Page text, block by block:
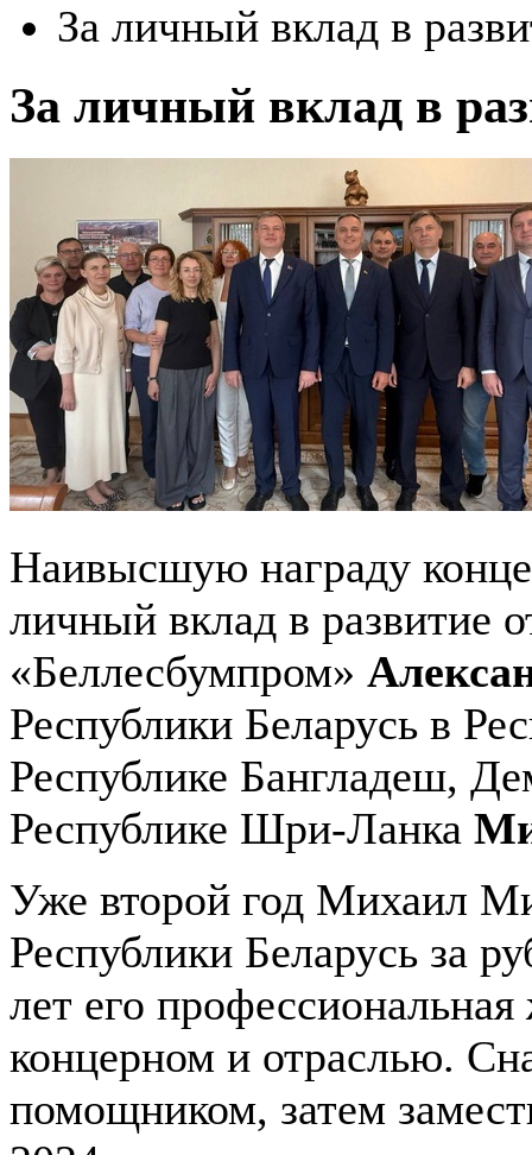
За личный вклад в
За личный вклад в
Наивысшую награду
личный вклад в развитие
«Беллесбумпром»
Республики Беларусь в
Республике Бангладеш,
Республике Шри-Ланка
Уже второй год Михаил
Республики Беларусь за
лет его
концерном и отраслью.
помощником, затем